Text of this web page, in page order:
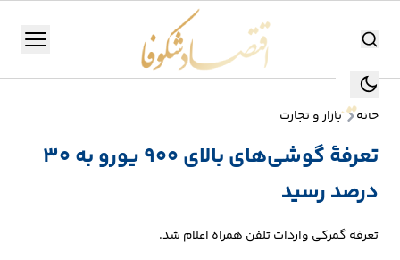
جستجو جستجو
منو
تولید
صنعت
خانه بازار و تجارت
تعرفهٔ گوشی‌های بالای ۹۰۰ یورو به ۳۰
درصد رسید
تعرفه گمرکی واردات تلفن همراه اعلام شد.